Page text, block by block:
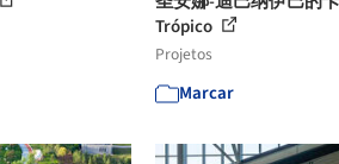
Trópico
Projetos
Marcar